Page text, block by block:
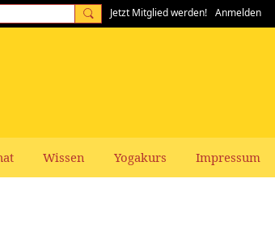
Jetzt Mitglied werden! Anmelden
Wissen Yogakurs Impressum